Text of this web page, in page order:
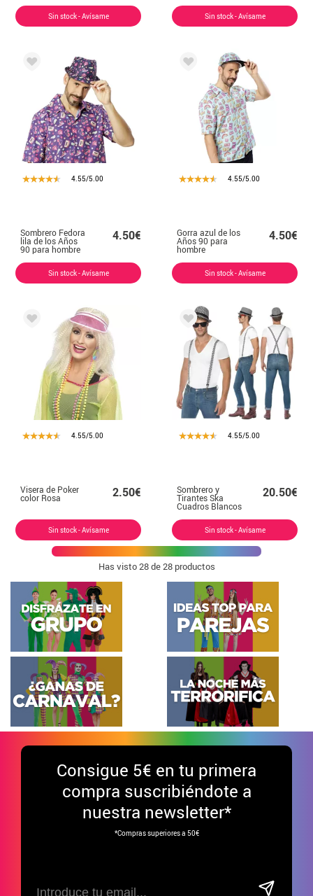
Sin stock - Avísame Sin stock - Avísame
4.55/5.00
Sombrero Fedora
lila de los Años
90 para hombre
4.50€
Sin stock - Avísame
4.55/5.00
Gorra azul de los
Años 90 para
hombre
4.50€
Sin stock - Avísame
4.55/5.00
Visera de Poker
color Rosa 2.50€
Sin stock - Avísame
4.55/5.00
Sombrero y
Tirantes Ska
Cuadros Blancos
20.50€
Sin stock - Avísame
Has visto28de 28 productos
Consigue 5€ en tu primera
compra suscribiéndote a
nuestra newsletter*
*Compras superiores a 50€